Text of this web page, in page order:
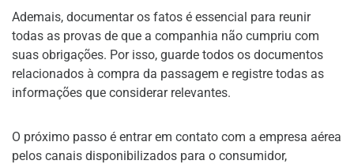
Ademais, documentar os fatos é essencial para reunir
todas as provas de que a companhia não cumpriu com
suas obrigações. Por isso, guarde todos os documentos
relacionados à compra da passagem e registre todas as
informações que considerar relevantes.
O próximo passo é entrar em contato com a empresa aérea
pelos canais disponibilizados para o consumidor,